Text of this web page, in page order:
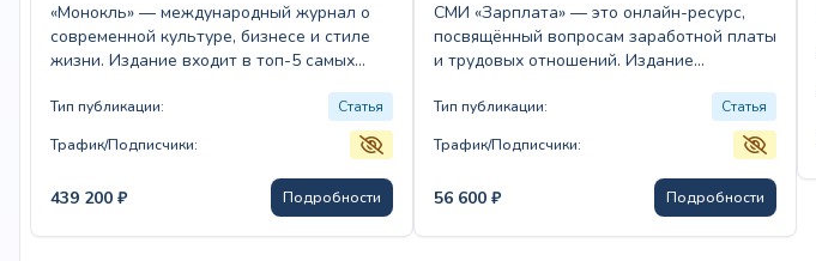
«Монокль» — международный журнал о
современной культуре, бизнесе и стиле
жизни. Издание входит в топ-5 самых
ежемесячным…
Тип публикации:
Статья
Трафик/Подписчики:
439 200 ₽ Подробности
СМИ «Зарплата» — это онлайн-ресурс,
посвящённый вопросам заработной платы
и трудовых отношений. Издание
актуальные новости, охватывающие…
Тип публикации:
Статья
Трафик/Подписчики:
56 600 ₽ Подробности